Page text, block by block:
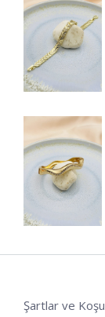
Şartlar ve